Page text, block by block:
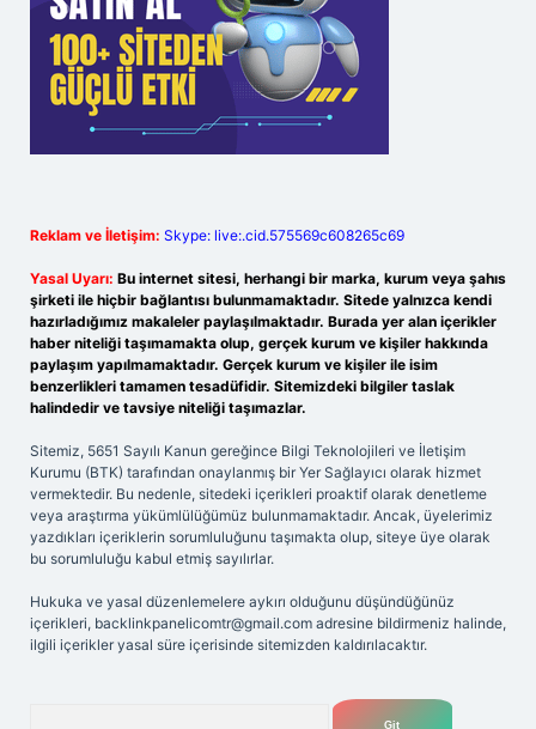
Reklam ve İletişim: Skype: live:.cid.575569c608265c69
Yasal Uyarı: Bu internet sitesi, herhangi bir marka, kurum veya şahıs
şirketi ile hiçbir bağlantısı bulunmamaktadır. Sitede yalnızca kendi
hazırladığımız makaleler paylaşılmaktadır. Burada yer alan içerikler
haber niteliği taşımamakta olup, gerçek kurum ve kişiler hakkında
paylaşım yapılmamaktadır. Gerçek kurum ve kişiler ile isim
benzerlikleri tamamen tesadüfidir. Sitemizdeki bilgiler taslak
halindedir ve tavsiye niteliği taşımazlar.
Sitemiz, 5651 Sayılı Kanun gereğince Bilgi Teknolojileri ve İletişim
Kurumu (BTK) tarafından onaylanmış bir Yer Sağlayıcı olarak hizmet
vermektedir. Bu nedenle, sitedeki içerikleri proaktif olarak denetleme
veya araştırma yükümlülüğümüz bulunmamaktadır. Ancak, üyelerimiz
yazdıkları içeriklerin sorumluluğunu taşımakta olup, siteye üye olarak
bu sorumluluğu kabul etmiş sayılırlar.
Hukuka ve yasal düzenlemelere aykırı olduğunu düşündüğünüz
içerikleri, backlinkpanelicomtr@gmail.com adresine bildirmeniz halinde,
ilgili içerikler yasal süre içerisinde sitemizden kaldırılacaktır.